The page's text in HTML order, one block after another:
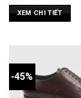
XEM CHI TIẾT
-45%